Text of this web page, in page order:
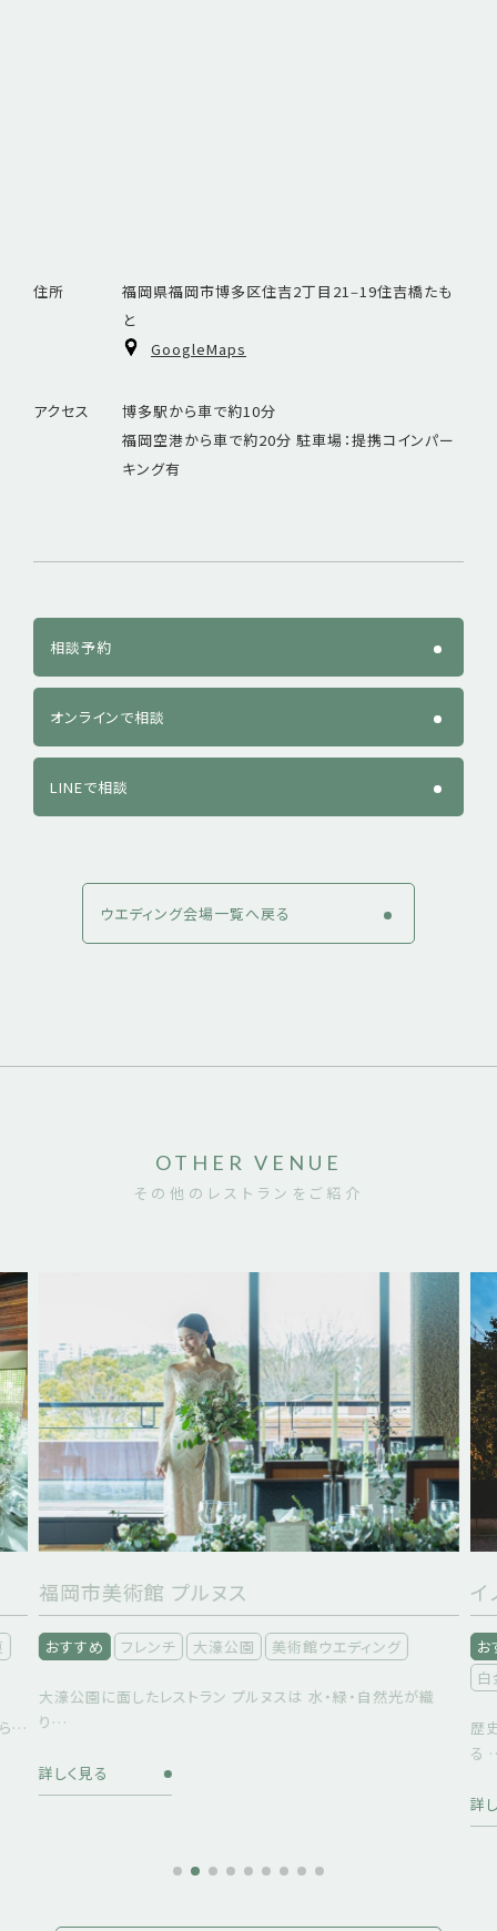
住所
福岡県福岡市博多区住吉2丁目21‒19住吉橋たも
と
GoogleMaps
アクセス
博多駅から車で約10分
福岡空港から車で約20分 駐車場：提携コインパー
キング有
相談予約
オンラインで相談
LINEで相談
ウエディング会場一覧へ戻る
OTHER VENUE
その他のレストランをご紹介
美術館 プルヌス
フレンチ 大濠公園 美術館ウエディング
に面したレストラン プルヌスは 水・緑・自然光が織
イノベー
おすすめ
イ
歴史の持つ重